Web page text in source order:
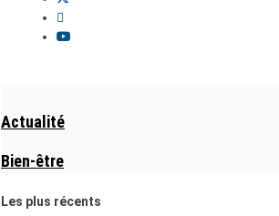
Actualité
Bien-être
Les plus récents